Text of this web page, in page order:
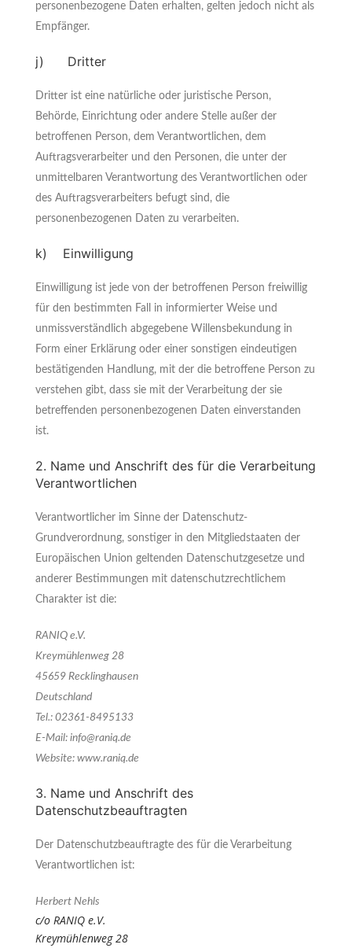
personenbezogene Daten erhalten, gelten jedoch nicht als
Empfänger.
j) Dritter
Dritter ist eine natürliche oder juristische Person,
Behörde, Einrichtung oder andere Stelle außer der
betroffenen Person, dem Verantwortlichen, dem
Auftragsverarbeiter und den Personen, die unter der
unmittelbaren Verantwortung des Verantwortlichen oder
des Auftragsverarbeiters befugt sind, die
personenbezogenen Daten zu verarbeiten.
k) Einwilligung
Einwilligung ist jede von der betroffenen Person freiwillig
für den bestimmten Fall in informierter Weise und
unmissverständlich abgegebene Willensbekundung in
Form einer Erklärung oder einer sonstigen eindeutigen
bestätigenden Handlung, mit der die betroffene Person zu
verstehen gibt, dass sie mit der Verarbeitung der sie
betreffenden personenbezogenen Daten einverstanden
ist.
2. Name und Anschrift des für die Verarbeitung
Verantwortlichen
Verantwortlicher im Sinne der Datenschutz-
Grundverordnung, sonstiger in den Mitgliedstaaten der
Europäischen Union geltenden Datenschutzgesetze und
anderer Bestimmungen mit datenschutzrechtlichem
Charakter ist die:
RANIQ e.V.
Kreymühlenweg 28
45659 Recklinghausen
Deutschland
Tel.: 02361-8495133
E-Mail: info@raniq.de
Website: www.raniq.de
3. Name und Anschrift des
Datenschutzbeauftragten
Der Datenschutzbeauftragte des für die Verarbeitung
Verantwortlichen ist:
Herbert Nehls
c/o RANIQ e.V.
Kreymühlenweg 28